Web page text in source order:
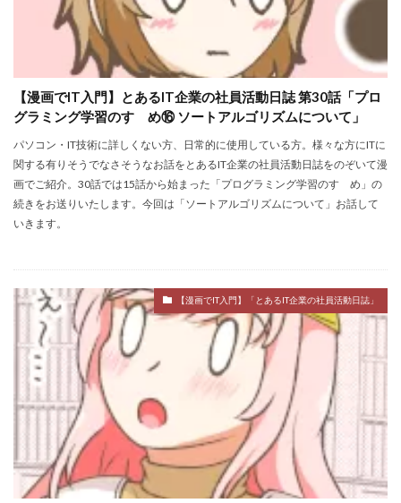
【漫画でIT入門】とあるIT企業の社員活動日誌 第30話「プロ
グラミング学習のすゝめ⑯ ソートアルゴリズムについて」
パソコン・IT技術に詳しくない方、日常的に使用している方。様々な方にITに
関する有りそうでなさそうなお話をとあるIT企業の社員活動日誌をのぞいて漫
画でご紹介。30話では15話から始まった「プログラミング学習のすゝめ」の
続きをお送りいたします。今回は「ソートアルゴリズムについて」お話して
いきます。
【漫画でIT入門】「とあるIT企業の社員活動日誌」